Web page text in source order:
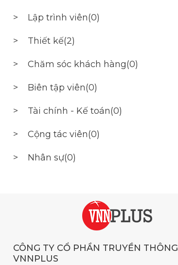
> Lập trình viên(0)
> Thiết kế(2)
> Chăm sóc khách hàng(0)
> Biên tập viên(0)
> Tài chính - Kế toán(0)
> Cộng tác viên(0)
> Nhân sự(0)
CÔNG TY CỔ PHẦN TRUYỀN THÔNG
VNNPLUS